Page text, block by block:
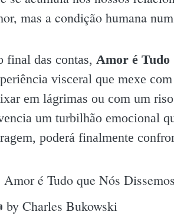
mas a condição humana
final das contas, Amor é Tudo
visceral que mexe
em lágrimas ou com um
um turbilhão emocional
poderá finalmente
Amor é Tudo que Nós
Charles Bukowski